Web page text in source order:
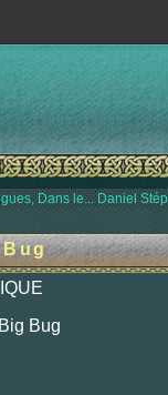
Dans le... Daniel
Bug